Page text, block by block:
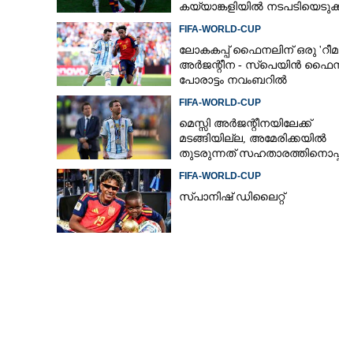
കയ്യാങ്കളിയിൽ
FIFA-WORLD-CUP
ലോകകപ്പ് ഫൈനലിന് ഒരു
അര്‍ജന്റീന - സ്‌പെയിന്‍
പോരാട്ടം നവംബറില്‍
FIFA-WORLD-CUP
മെസ്സി അര്‍ജന്റീനയിലേക്ക്
മടങ്ങിയില്ല, അമേരിക്കയില്‍
തുടരുന്നത്
FIFA-WORLD-CUP
സ്പാനിഷ് ഡിലൈറ്റ്
ചൈന
ഷി